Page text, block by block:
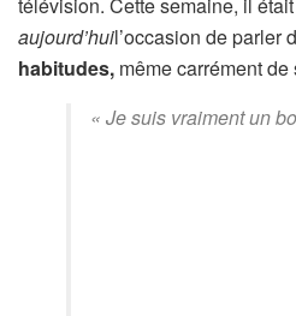
aujourd’huil’occasion de parler
habitudes, même carrément de
« Je suis vraiment un